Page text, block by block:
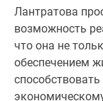
комнатные
Военная
ипотека
Покупателю
Новостройки
Санкт-
Лантратова
возможность
что она не
обеспечением